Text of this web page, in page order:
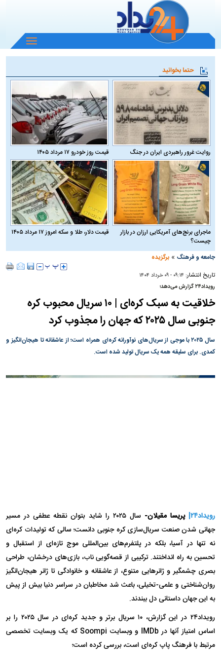
باز
و
منو
حتما بخوانید
روایت غرور راهبردی ایران در جنگ قیمت روز خودرو ۱۷ مرداد ۱۴۰۵
ماجرای برنج‌های آمریکایی ارزان در بازار
چیست؟
قیمت دلار، طلا و سکه امروز ۱۷ مرداد ۱۴۰۵
جامعه و فرهنگ »برگزیده
تاریخ انتشار: ۰۹:۱۴ - ۰۹ خرداد ۱۴۰۴
رویداد۲۴ گزارش می‌دهد؛
خلاقیت به سبک کره‌ای | ۱۰ سریال محبوب کره
جنوبی سال ۲۰۲۵ که جهان را مجذوب کرد
سال ۲۰۲۵ با موجی از سریال‌های نوآورانه کره‌ای همراه است؛ از عاشقانه تا هیجان‌انگیز و
کمدی. برای سلیقه همه یک سریال تولید شده است.
رویداد۲۴| پریسا مقیلان-
سال ۲۰۲۵ را شاید بتوان نقطه عطفی در مسیر
جهانی شدن صنعت سریال‌سازی کره جنوبی دانست؛ سالی که تولیدات کره‌ای
نه تنها در آسیا، بلکه در پلتفرم‌های بین‌المللی موج تازه‌ای از استقبال و
تحسین به راه انداختند. ترکیبی از قصه‌گویی ناب، بازی‌های درخشان، طراحی
بصری چشمگیر و ژانر‌هایی متنوع، از عاشقانه و خانوادگی تا ژانر هیجان‌انگیز
روان‌شناختی و علمی-تخیلی، باعث شد مخاطبان در سراسر دنیا بیش از پیش
به این جهان داستانی دل ببندند.
رویداد۲۴ در این گزارش، ۱۰ سریال برتر و جدید کره‌ای در سال ۲۰۲۵ را بر
اساس امتیاز آنها در IMDb و وبسایت Soompi که یک وبسایت تخصصی
مرتبط با فرهنگ پاپ کره‌ای است، بررسی کرده است؛